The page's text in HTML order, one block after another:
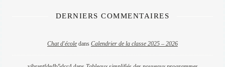
DERNIERS COMMENTAIRES
Chat d'école dans Calendrier de la classe 2025 – 2026